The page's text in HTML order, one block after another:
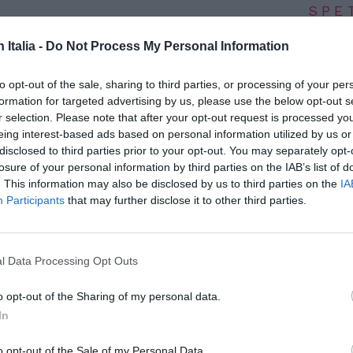
Italia - Do Not Process My Personal Information
opt-out of the sale, sharing to third parties, or processing of your
for targeted advertising by us, please use the below opt-out
selection. Please note that after your opt-out request is processed
interest-based ads based on personal information utilized by us
to third parties prior to your opt-out. You may separately
of your personal information by third parties on the IAB’s list of
This information may also be disclosed by us to third parties on the
Participants that may further disclose it to other third parties.
Data Processing Opt Outs
opt-out of the Sharing of my personal data.
opt-out of the Sale of my Personal Data.
gruppo di rifugiati somali e sudanesi è
umanitari. Ventisette persone sono
con un volo di linea Ethiopian Airlines
Etiopia. Il loro ingresso è stato reso
tra Comunità di Sant’Egidio, Conferenza
e degli Esteri.
12 minori. Si tratta di nuclei familiari che
in Etiopia, dopo essere fuggiti da
I sudanesi provengono in gran parte da
dopo lo scoppio della guerra civile
vittime della violenza dei gruppi islamisti
controllare e minacciare ampie zone del
arriva
Voci
7